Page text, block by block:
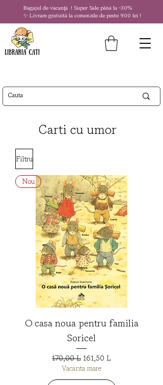
Bagajul de vacanță ! Super Sale până la -30%
✨ Livrare gratuită la comenzile de peste 900 lei !
Carti cu umor
Filtru
Nou
O casa noua pentru familia
Soricel
Preț normal
170,00 L Preț redus
161,50 L
Vacanta mare